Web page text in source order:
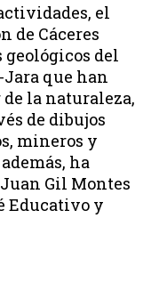
el
de Cáceres
geológicos del
que han
la naturaleza,
de dibujos
mineros y
ha
Gil Montes
Educativo y